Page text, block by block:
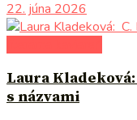
22. júna 2026
Laura
s názvami